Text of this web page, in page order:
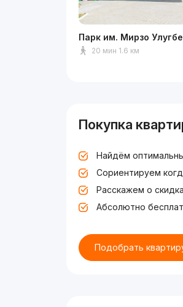
Парк им. Мирзо
20 мин 1.6 км
Покупка
Найдём
Сориентируем
Расскажем о
Абсолютно
Подобрать